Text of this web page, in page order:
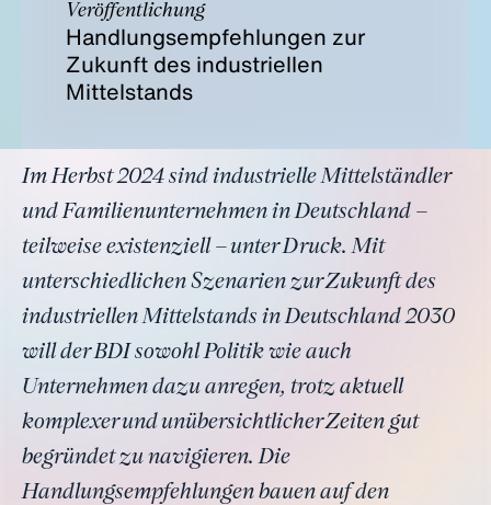
Veröffentlichung
Handlungsempfehlungen zur
Zukunft des industriellen
Mittelstands
Im Herbst 2024 sind industrielle Mittelständler
und Familienunternehmen in Deutschland –
teilweise existenziell – unter Druck. Mit
unterschiedlichen Szenarien zur Zukunft des
industriellen Mittelstands in Deutschland 2030
will der BDI sowohl Politik wie auch
Unternehmen dazu anregen, trotz aktuell
komplexer und unübersichtlicher Zeiten gut
begründet zu navigieren. Die
Handlungsempfehlungen bauen auf den